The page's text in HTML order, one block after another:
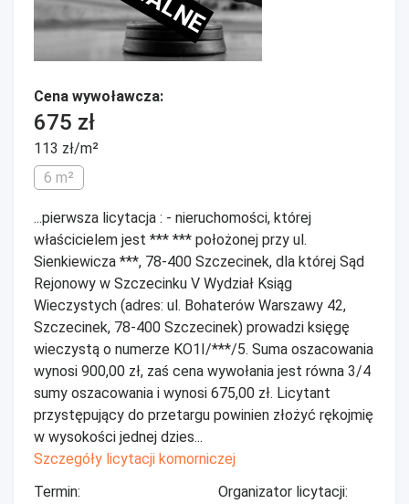
Cena wywoławcza:
675 zł
113 zł/m²
6 m²
...pierwsza licytacja : - nieruchomości, której
właścicielem jest *** *** położonej przy ul.
Sienkiewicza ***, 78-400 Szczecinek, dla której Sąd
Rejonowy w Szczecinku V Wydział Ksiąg
Wieczystych (adres: ul. Bohaterów Warszawy 42,
Szczecinek, 78-400 Szczecinek) prowadzi księgę
wieczystą o numerze KO1I/***/5. Suma oszacowania
wynosi 900,00 zł, zaś cena wywołania jest równa 3/4
sumy oszacowania i wynosi 675,00 zł. Licytant
przystępujący do przetargu powinien złożyć rękojmię
w wysokości jednej dzies...
Szczegóły licytacji komorniczej
Termin:
Organizator licytacji: